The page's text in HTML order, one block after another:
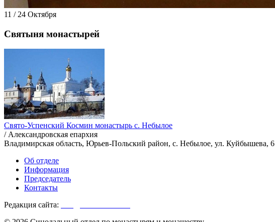
11 / 24 Октября
Святыня монастырей
Свято-Успенский Космин монастырь с. Небылое
/ Александровская епархия
Владимирская область, Юрьев-Польский район, с. Небылое, ул. Куйбышева, 6
Об отделе
Информация
Председатель
Контакты
Редакция сайта: